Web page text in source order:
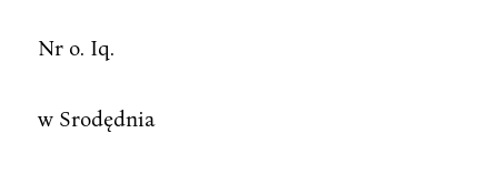
Nr o. Iq.
w Srodędnia